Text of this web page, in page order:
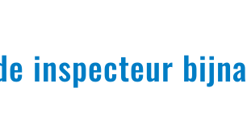
inspecteur bijna